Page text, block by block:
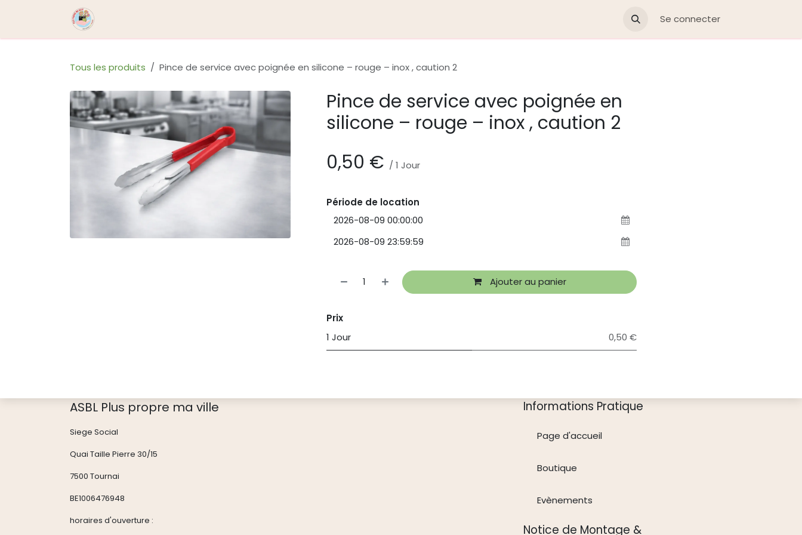
Se rendre au contenu
Se connecter
Tous les produits Pince de service avec poignée en silicone – rouge – inox , caution 2
Pince de service avec poignée en
silicone – rouge – inox , caution 2
0,50 € / 1 Jour
Période de location
Ajouter au panier
Prix
1 Jour
0,50 €
ASBL Plus propre ma ville
Siege Social
Quai Taille Pierre 30/15
7500 Tournai
BE1006476948
horaires d'ouverture :
Informations Pratique
Page d'accueil
Boutique
Evènements
Notice de Montage &